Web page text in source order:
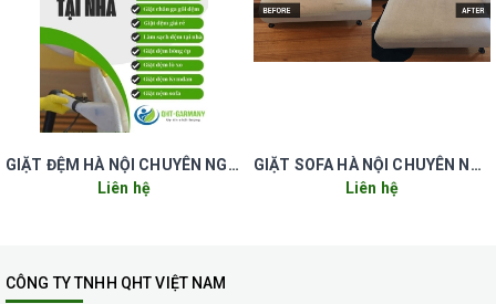
sử dụng máy hút thảm chuyên dụng loại bỏ vết bẩn khỏi bề
mặt thảm.
– Bước 6: Tiến hành làm khô bằng quạt thổi chuyên dụng,
tránh mùi hôi do ẩm ướt kéo dài gây ra.
– Bước 7: Thao tác lại bước 4, 5, 6 với các vết bẩn cứng
khô hoàn toàn, di chuyển thảm về nơi đặt ban đầu.
GIẶT ĐỆM HÀ NỘI CHUYÊN NGHIỆP UY TÍN GIÁ RẺ
Liên hệ
GIẶT SOFA HÀ NỘI CHUYÊN NGHIỆP UY TÍN GIÁ RẺ
Liên hệ
CÔNG TY TNHH QHT VIỆT NAM